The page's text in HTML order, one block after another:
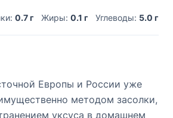
0.7 г Жиры: 0.1 г Углеводы: 5.0 г
Европы и России уже
методом засолки,
уксуса в домашнем